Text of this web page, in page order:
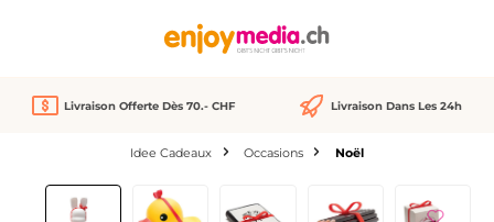
Livraison Offerte Dès 70.- CHF Livraison Dans Les 24h
Idee Cadeaux Occasions Noël
Ignorer la galerie d'images